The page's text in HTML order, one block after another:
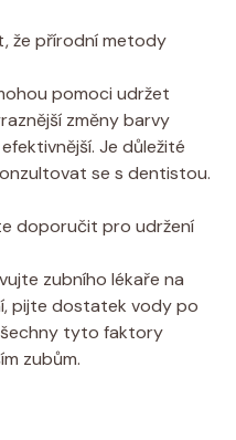
že přírodní metody
pomoci udržet
změny barvy
Je důležité
se s dentistou.
doporučit pro udržení
zubního lékaře na
pijte dostatek vody po
tyto faktory
zubům.